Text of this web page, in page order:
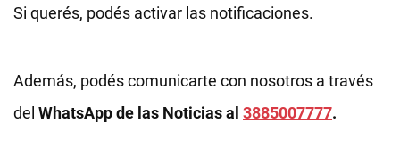
Si querés, podés activar las notificaciones.
Además, podés comunicarte con nosotros a través
del WhatsApp de las Noticias al 3885007777.